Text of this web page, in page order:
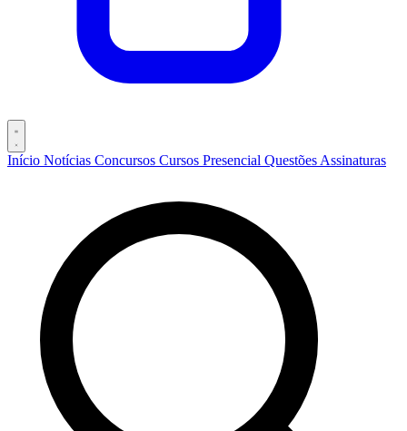
Início Notícias Concursos Cursos Presencial Questões Assinaturas